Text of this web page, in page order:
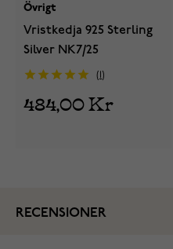
Övrigt
Vristkedja 925 Sterling
Silver NK7/25
484,00 Kr
RECENSIONER